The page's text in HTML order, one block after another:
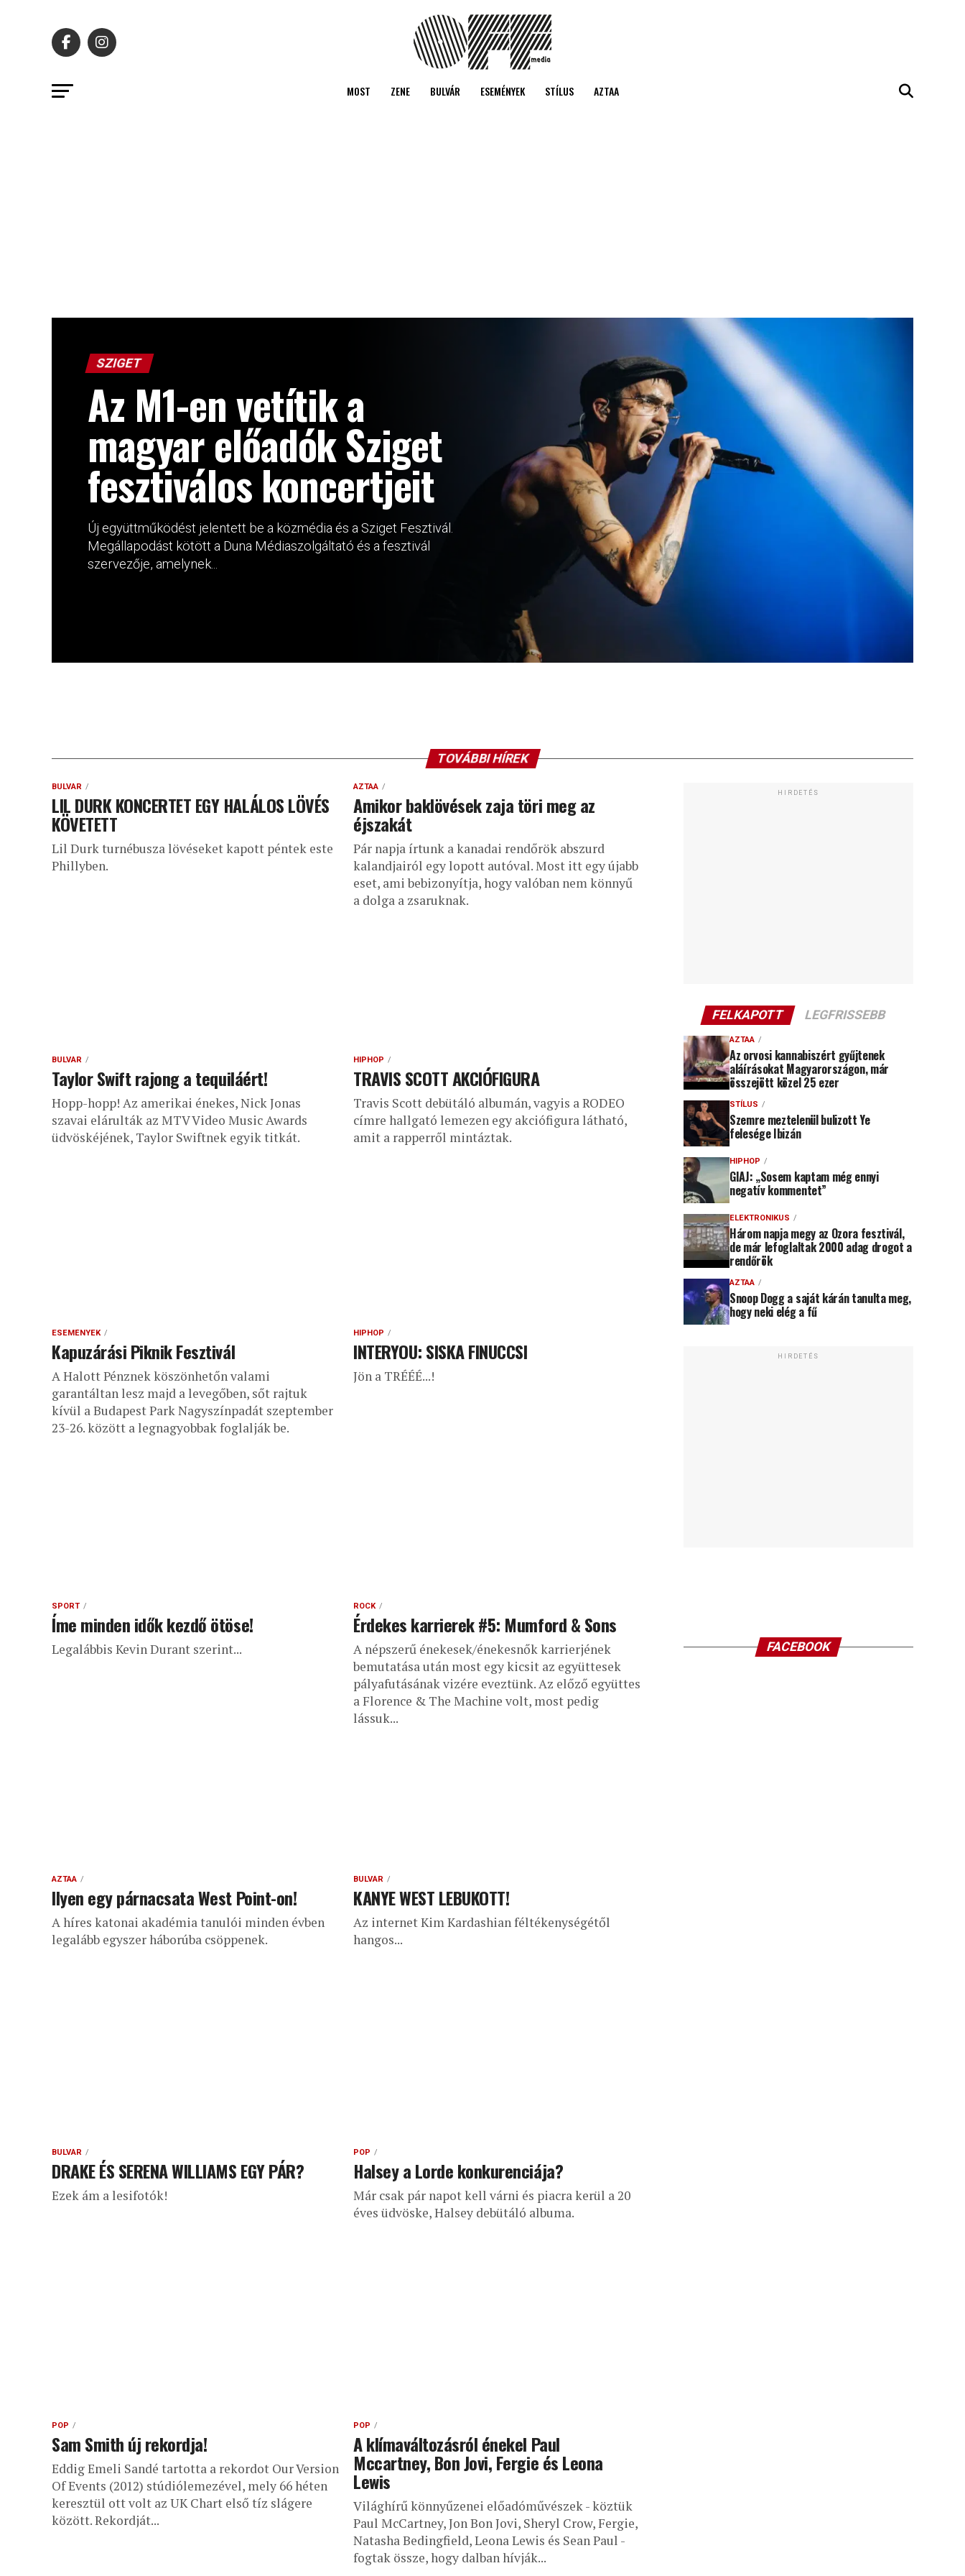
MOST ZENE BULVÁR ESEMÉNYEK STÍLUS AZTAA
SZIGET
Az M1-en vetítik a
magyar előadók Sziget
fesztiválos koncertjeit
Új együttműködést jelentett be a közmédia és a Sziget Fesztivál.
Megállapodást kötött a Duna Médiaszolgáltató és a fesztivál
szervezője, amelynek...
TOVÁBBI HÍREK
BULVÁR
LIL DURK KONCERTET EGY HALÁLOS LÖVÉS
KÖVETETT
Lil Durk turnébusza lövéseket kapott péntek este
Phillyben.
AZTAA
Amikor baklövések zaja töri meg az
éjszakát
Pár napja írtunk a kanadai rendőrök abszurd
kalandjairól egy lopott autóval. Most itt egy újabb
eset, ami bebizonyítja, hogy valóban nem könnyű
a dolga a zsaruknak.
BULVÁR
Taylor Swift rajong a tequiláért!
Hopp-hopp! Az amerikai énekes, Nick Jonas
szavai elárulták az MTV Video Music Awards
üdvöskéjének, Taylor Swiftnek egyik titkát.
HIPHOP
TRAVIS SCOTT AKCIÓFIGURA
Travis Scott debütáló albumán, vagyis a RODEO
címre hallgató lemezen egy akciófigura látható,
amit a rapperről mintáztak.
ESEMÉNYEK
Kapuzárási Piknik Fesztivál
A Halott Pénznek köszönhetőn valami
garantáltan lesz majd a levegőben, sőt rajtuk
kívül a Budapest Park Nagyszínpadát szeptember
23-26. között a legnagyobbak foglalják be.
HIPHOP
INTERYOU: SISKA FINUCCSI
Jön a TRÉÉÉ...!
SPORT
Íme minden idők kezdő ötöse!
Legalábbis Kevin Durant szerint...
ROCK
Érdekes karrierek #5: Mumford & Sons
A népszerű énekesek/énekesnők karrierjének
bemutatása után most egy kicsit az együttesek
pályafutásának vizére eveztünk. Az előző együttes
a Florence & The Machine volt, most pedig
lássuk...
AZTAA
Ilyen egy párnacsata West Point-on!
A híres katonai akadémia tanulói minden évben
legalább egyszer háborúba csöppenek.
BULVÁR
KANYE WEST LEBUKOTT!
Az internet Kim Kardashian féltékenységétől
hangos...
BULVÁR
DRAKE ÉS SERENA WILLIAMS EGY PÁR?
Ezek ám a lesifotók!
POP
Halsey a Lorde konkurenciája?
Már csak pár napot kell várni és piacra kerül a 20
éves üdvöske, Halsey debütáló albuma.
POP
Sam Smith új rekordja!
Eddig Emeli Sandé tartotta a rekordot Our Version
Of Events (2012) stúdiólemezével, mely 66 héten
keresztül ott volt az UK Chart első tíz slágere
között. Rekordját...
POP
A klímaváltozásról énekel Paul
Mccartney, Bon Jovi, Fergie és Leona
Lewis
Világhírű könnyűzenei előadóművészek - köztük
Paul McCartney, Jon Bon Jovi, Sheryl Crow, Fergie,
Natasha Bedingfield, Leona Lewis és Sean Paul -
fogtak össze, hogy dalban hívják...
HIRDETÉS
FELKAPOTT LEGFRISSEBB
AZTAA
Az orvosi kannabiszért gyűjtenek
aláírásokat Magyarországon, már
összejött közel 25 ezer
STÍLUS
Szemre meztelenül bulizott Ye
felesége Ibizán
HIPHOP
GIAJ: „Sosem kaptam még ennyi
negatív kommentet”
ELEKTRONIKUS
Három napja megy az Ozora fesztivál,
de már lefoglaltak 2000 adag drogot a
rendőrök
AZTAA
Snoop Dogg a saját kárán tanulta meg,
hogy neki elég a fű
HIRDETÉS
FACEBOOK